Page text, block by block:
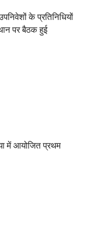
के प्रतिनिधियों
पर बैठक हुई
में आयोजित प्रथम